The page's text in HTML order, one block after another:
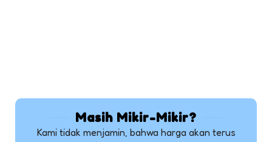
Masih Mikir-Mikir?
Kami tidak menjamin, bahwa harga akan terus